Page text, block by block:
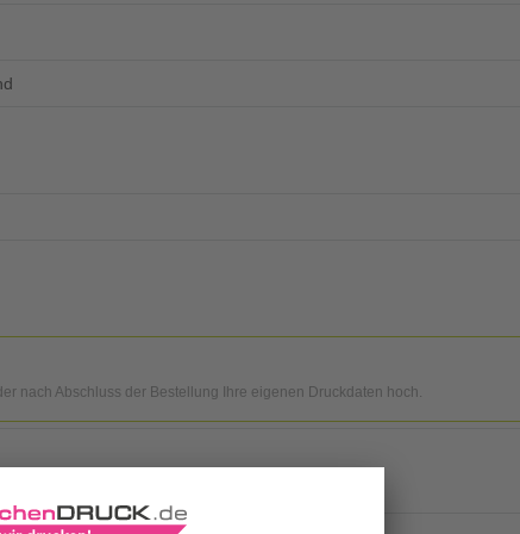
nach Abschluss der Bestellung Ihre eigenen Druckdaten hoch.